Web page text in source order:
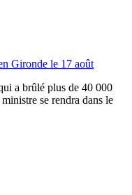
Gironde le 17 août
a brûlé plus de 40 000
se rendra dans le